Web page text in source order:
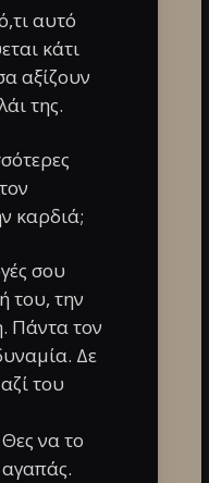
αυτό
κάτι
αξίζουν
της.
καρδιά;
σου
του, την
Πάντα τον
Δε
του
να το
αγαπάς.